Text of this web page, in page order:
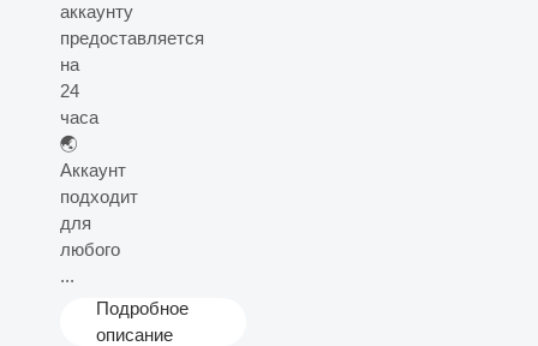
аккаунту
предоставляется
на
24
часа
🌏
Аккаунт
подходит
для
любого
...
Подробное
описание